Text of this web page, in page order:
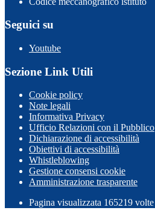
Seguici su
Youtube
Sezione Link Utili
Cookie policy
Note legali
Informativa Privacy
Ufficio Relazioni con il Pubblico
Dichiarazione di accessibilità
Obiettivi di accessibilità
Whistleblowing
Gestione consensi cookie
Amministrazione trasparente
Pagina visualizzata 165219 volte